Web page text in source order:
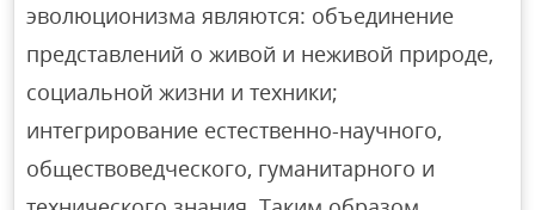
эволюционизма являются: объединение
представлений о живой и неживой природе,
социальной жизни и техники;
интегрирование естественно-научного,
обществоведческого, гуманитарного и